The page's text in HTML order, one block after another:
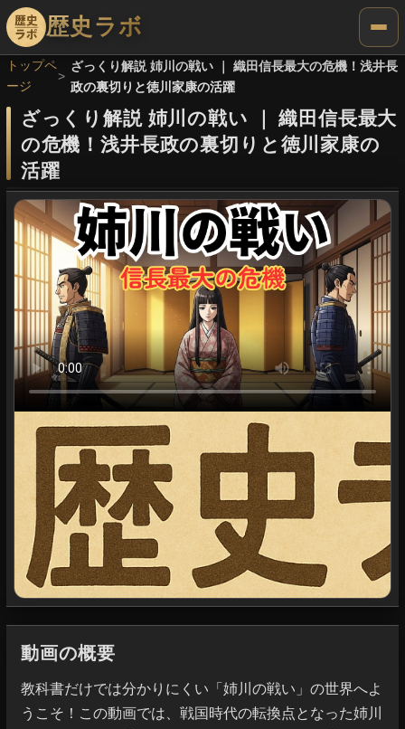
歴史ラボ
トップペ
ージ
ざっくり解説 姉川の戦い ｜ 織田信長最大の危機！浅井長
政の裏切りと徳川家康の活躍
ざっくり解説 姉川の戦い ｜織田信長最大
の危機！浅井長政の裏切りと徳川家康の
活躍
動画の概要
教科書だけでは分かりにくい「姉川の戦い」の世界へよ
うこそ！この動画では、戦国時代の転換点となった姉川